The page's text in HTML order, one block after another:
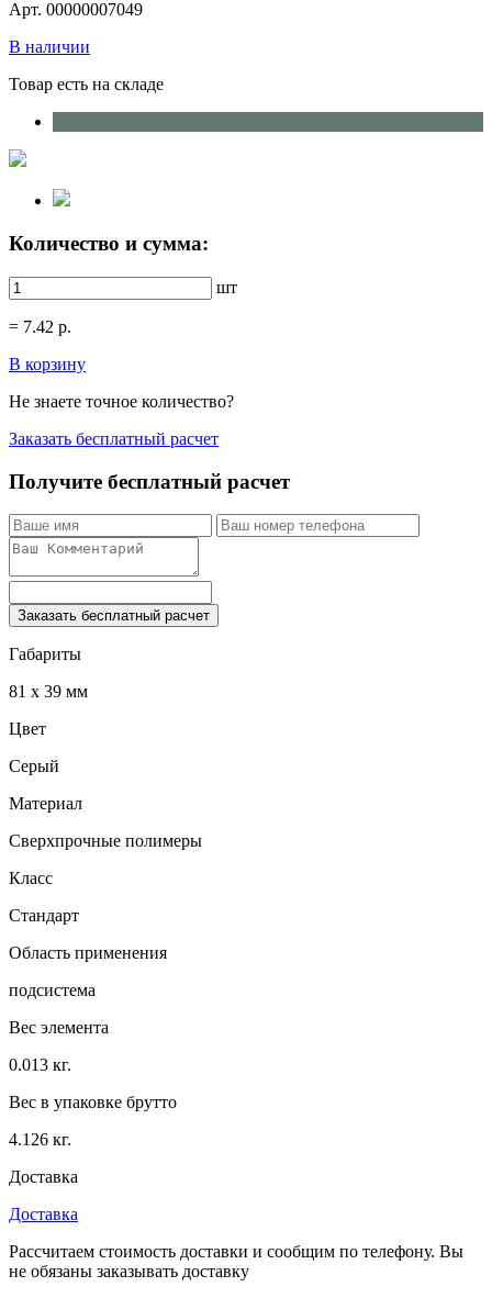
Арт. 00000007049
В наличии
Товар есть на складе
Количество и сумма:
шт
= 7.42 р.
В корзину
Не знаете точное количество?
Заказать бесплатный расчет
Получите бесплатный расчет
Заказать бесплатный расчет
Габариты
81 x 39 мм
Цвет
Серый
Материал
Сверхпрочные полимеры
Класс
Стандарт
Область применения
подсистема
Вес элемента
0.013 кг.
Вес в упаковке брутто
4.126 кг.
Доставка
Доставка
Рассчитаем стоимость доставки и сообщим по телефону. Вы
не обязаны заказывать доставку